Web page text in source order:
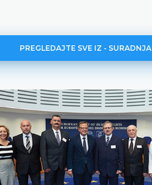
PREGLEDAJTE SVE IZ - SURADNJA